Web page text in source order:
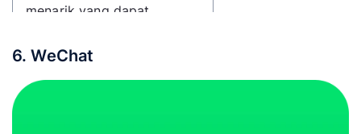
menarik yang dapat
maupun berbayar
Terdapat fitur Black List ID
6. WeChat